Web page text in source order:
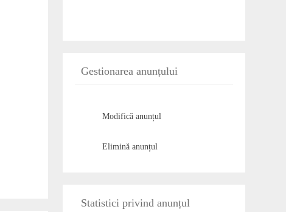
Gestionarea anunțului
Modifică anunțul
Elimină anunțul
Statistici privind anunțul